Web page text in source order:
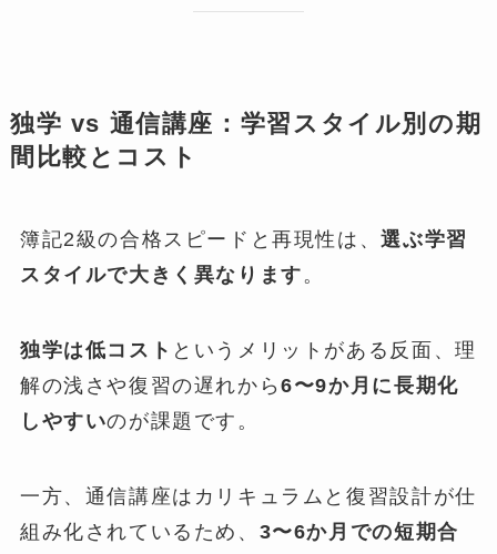
独学 vs 通信講座：学習スタイル別の期
間比較とコスト
簿記2級の合格スピードと再現性は、選ぶ学習
スタイルで大きく異なります。
独学は低コスト というメリットがある反面、理
解の浅さや復習の遅れから6〜9か月に長期化
しやすいのが課題です。
一方、通信講座はカリキュラムと復習設計が仕
組み化されているため、 3〜6か月での短期合